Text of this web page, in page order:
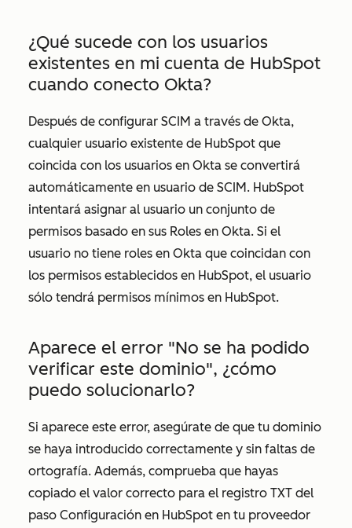
¿Qué sucede con los usuarios
existentes en mi cuenta de HubSpot
cuando conecto Okta?
Después de configurar SCIM a través de Okta,
cualquier usuario existente de HubSpot que
coincida con los usuarios en Okta se convertirá
automáticamente en usuario de SCIM. HubSpot
intentará asignar al usuario un conjunto de
permisos basado en sus Roles en Okta. Si el
usuario no tiene roles en Okta que coincidan con
los permisos establecidos en HubSpot, el usuario
sólo tendrá permisos mínimos en HubSpot.
Aparece el error "No se ha podido
verificar este dominio", ¿cómo
puedo solucionarlo?
Si aparece este error, asegúrate de que tu dominio
se haya introducido correctamente y sin faltas de
ortografía. Además, comprueba que hayas
copiado el valor correcto para el registro TXT del
paso Configuración en HubSpot en tu proveedor